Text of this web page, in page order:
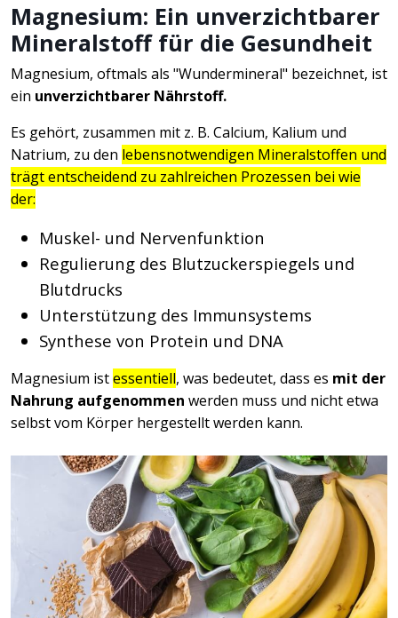
Magnesium: Ein unverzichtbarer
Mineralstoff für die Gesundheit
Magnesium, oftmals als "Wundermineral" bezeichnet, ist
ein unverzichtbarer Nährstoff.
Es gehört, zusammen mit z. B. Calcium, Kalium und
Natrium, zu den lebensnotwendigen Mineralstoffen und
trägt entscheidend zu zahlreichen Prozessen bei wie
der:
Muskel- und Nervenfunktion
Regulierung des Blutzuckerspiegels und
Blutdrucks
Unterstützung des Immunsystems
Synthese von Protein und DNA
Magnesium istessentiell, was bedeutet, dass es mit der
Nahrung aufgenommen werden muss und nicht etwa
selbst vom Körper hergestellt werden kann.